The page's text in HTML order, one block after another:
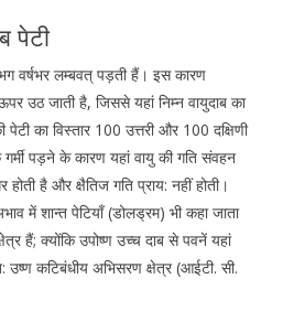
पेटी
वर्षभर लम्बवत् पड़ती हैं। इस कारण
उठ जाती है, जिससे यहां निम्न वायुदाब का
का विस्तार 100 उत्तरी और 100 दक्षिणी
पड़ने के कारण यहां वायु की गति संवहन
है और क्षैतिज गति प्राय: नहीं होती।
में शान्त पेटियाँ (डोलड्रम) भी कहा जाता
हैं; क्योंकि उपोष्ण उच्च दाब से पवनें यहां
कटिबंधीय अभिसरण क्षेत्र (आईटी. सी.